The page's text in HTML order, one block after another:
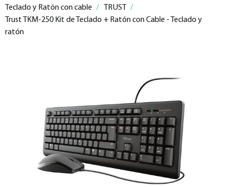
Teclado y Ratón con cable / TRUST
/
Trust TKM-250 Kit de Teclado + Ratón con Cable - Teclado y
ratón